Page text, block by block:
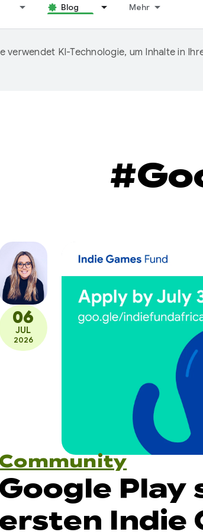
Blog Mehr
verwendet KI-Technologie, um Inhalte in
06
JUL
2026
Community
Google
ersten Indie